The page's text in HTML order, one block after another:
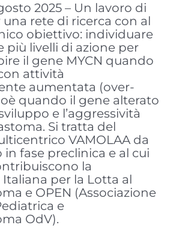
2025 – Un lavoro di
rete di ricerca con al
obiettivo: individuare
più livelli di azione per
il gene MYCN quando
attività
aumentata (over-
quando il gene alterato
e l’aggressività
Si tratta del
VAMOLAA da
fase preclinica e al cui
la
per la Lotta al
e OPEN (Associazione
e
OdV).